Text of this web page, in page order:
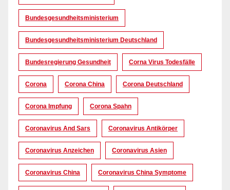
Bundesgesundheitsministerium
Bundesgesundheitsministerium Deutschland
Bundesregierung Gesundheit Corna Virus Todesfälle
Corona Corona China Corona Deutschland
Corona Impfung Corona Spahn
Coronavirus And Sars Coronavirus Antikörper
Coronavirus Anzeichen Coronavirus Asien
Coronavirus China Coronavirus China Symptome